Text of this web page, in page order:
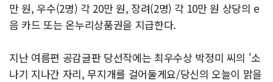
만 원, 우수(2명) 각 20만 원, 장려(2명) 각 10만 원 상당의 e
음 카드 또는 온누리상품권을 지급한다.
지난 여름편 공감글판 당선작에는 최우수상 박정미 씨의 '소
나기 지나간 자리, 무지개를 걸어둘게요/당신의 오늘이 맑을